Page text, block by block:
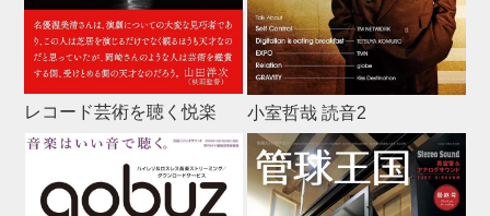
レコード芸術を聴く悦楽 小室哲哉 読音2